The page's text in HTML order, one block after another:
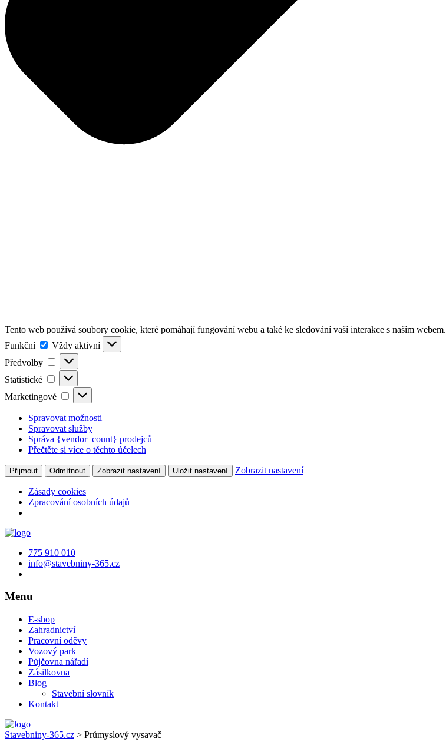
Tento web používá soubory cookie, které pomáhají fungování webu a také ke sledování vaší interakce s naším webem.
Funkční
Funkční
Vždy aktivní
Předvolby
Předvolby
Statistické
Statistické
Marketingové
Marketingové
Spravovat možnosti
Spravovat služby
Správa {vendor_count} prodejců
Přečtěte si více o těchto účelech
Přijmout Odmítnout Zobrazit nastavení Uložit nastavení Zobrazit nastavení
Zásady cookies
Zpracování osobních údajů
775 910 010
info@stavebniny-365.cz
Menu
E-shop
Zahradnictví
Pracovní oděvy
Vozový park
Půjčovna nářadí
Zásilkovna
Blog
Stavební slovník
Kontakt
Stavebniny-365.cz > Průmyslový vysavač